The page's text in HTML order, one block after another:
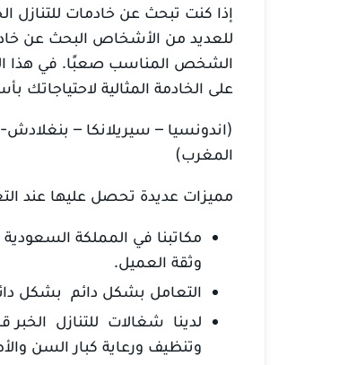
إذا كنت تبحث عن خادمات للتنازل
للعديد من الأشخاص البحث عن
الشخص المناسب صعبًا. في هذا
على الخادمة المثالية لاحتياجاتك
(اندونسيا – سيريلانكا – بنغلادش-
المغرب)
مميزات عديدة تحصل عليها عند
مكاتبنا في المملكة السعودية
وثقة العميل.
التعامل بشكل دائم
بشكل
لدينا شغالات للتنازل الخبر
وتنظيف ورعاية كبار السن